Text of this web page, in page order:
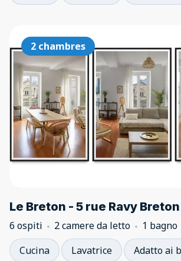
2 chambres
Le Breton - 5 rue Ravy
6 ospiti 2 camere da letto
1 bagno
Cucina
Lavatrice Adatto ai